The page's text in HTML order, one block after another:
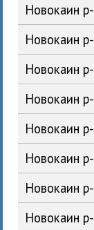
Новокаин
Новокаин
Новокаин
Новокаин
Новокаин
Новокаин
Новокаин
Новокаин